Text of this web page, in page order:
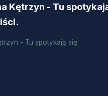
Kętrzyn - Tu
- Tu spotykają się